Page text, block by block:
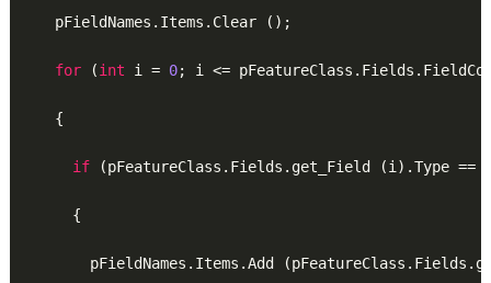
    pFieldNames.Items.Clear ();
for (int i = 0; i <=
    {
if (pFeatureClass.Fields.get_Field (i).Type ==
      {
pFieldNames.Items.Add